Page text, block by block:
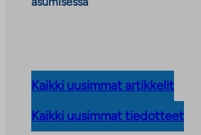
h
n
Kaikki uusimmat artikkelit
Kaikki uusimmat tiedotteet